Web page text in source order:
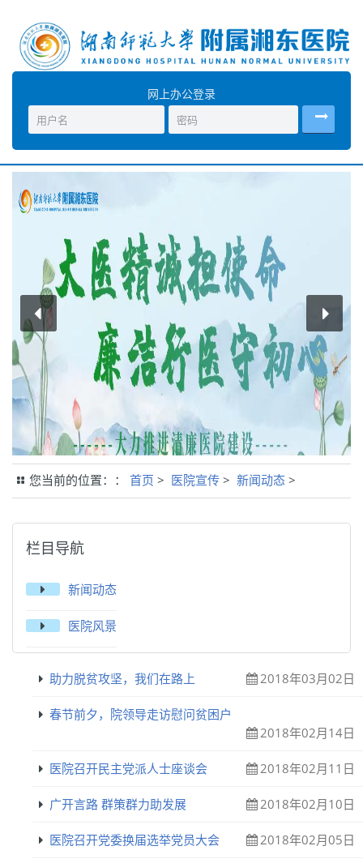
网上办公登录
您当前的位置：： 首页 > 医院宣传 > 新闻动态 >
栏目导航
新闻动态
医院风景
助力脱贫攻坚，我们在路上 2018年03月02日
春节前夕，院领导走访慰问贫困户
2018年02月14日
医院召开民主党派人士座谈会 2018年02月11日
广开言路 群策群力助发展 2018年02月10日
医院召开党委换届选举党员大会 2018年02月05日